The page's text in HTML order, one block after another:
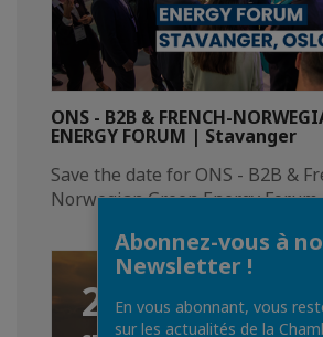
ONS - B2B & FRENCH-
ENERGY FORUM | Stavanger
Save the date for ONS - B2B &
Norwegian Green Energy
28
Abonnez-vous à
Newsletter !
En vous abonnant, vous
sur les actualités de la